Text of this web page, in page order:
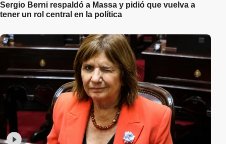
Sergio Berni respaldó a Massa y pidió que vuelva a
tener un rol central en la política